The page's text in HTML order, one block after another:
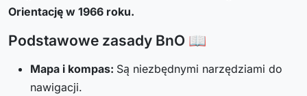
Orientację w 1966 roku.
Podstawowe zasady BnO 📖
Mapa i kompas: Są niezbędnymi narzędziami do
nawigacji.